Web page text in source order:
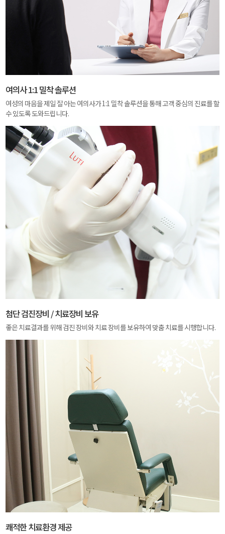
여의사 1:1 밀착 솔루션
여성의 마음을 제일 잘 아는 여의사가 1:1 밀착 솔루션을 통해 고객 중심의 진료를 할
수 있도록 도와드립니다.
첨단 검진장비 / 치료장비 보유
좋은 치료결과를 위해 검진 장비와 치료 장비를 보유하여 맞춤 치료를 시행합니다.
쾌적한 치료환경 제공